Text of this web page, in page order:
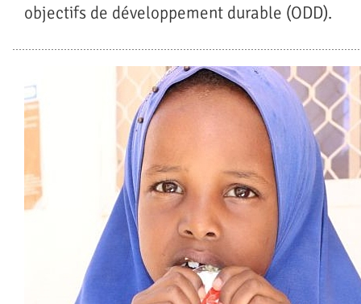
objectifs de développement durable (ODD).